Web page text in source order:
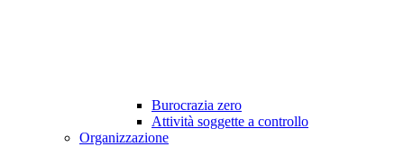
Burocrazia zero
Attività soggette a controllo
Organizzazione